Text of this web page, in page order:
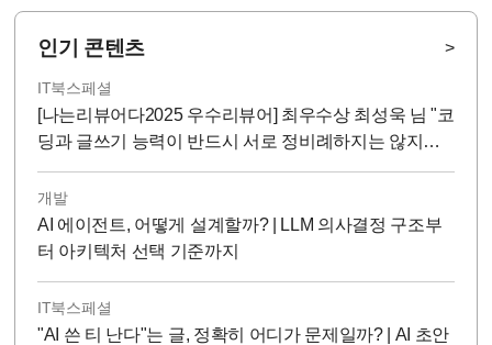
인기 콘텐츠 >
IT북스페셜
[나는리뷰어다2025 우수리뷰어] 최우수상 최성욱 님 "코
딩과 글쓰기 능력이 반드시 서로 정비례하지는 않지
만...!"
개발
AI 에이전트, 어떻게 설계할까? | LLM 의사결정 구조부
터 아키텍처 선택 기준까지
IT북스페셜
"AI 쓴 티 난다"는 글, 정확히 어디가 문제일까? | AI 초안